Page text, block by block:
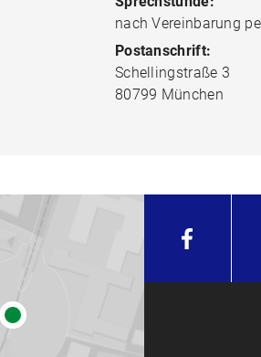
nach Vereinbarung
Postanschrift:
Schellingstraße 3
80799 München